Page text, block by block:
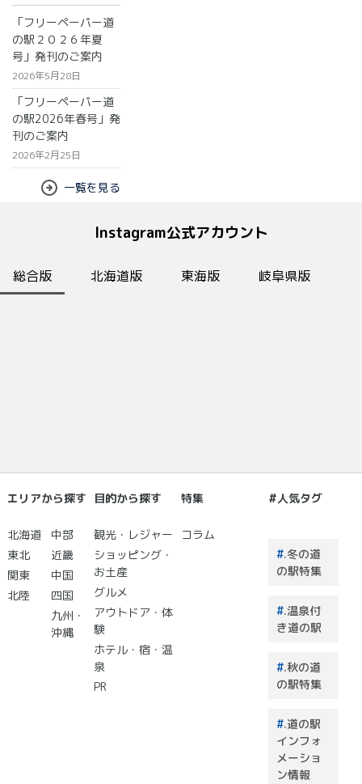
道の駅
２０
選 道
の駅で
買うも
のはこ
れで決
「フリーペーパー道
の駅２０２６年夏
号」発刊のご案内
2026年5月28日
「フリーペーパー道
の駅2026年春号」発
刊のご案内
2026年2月25日
一覧を見る
Instagram公式アカウント
総合版 北海道版 東海版 岐阜県版
エリアから探す
北海道
東北
関東
北陸
中部
近畿
中国
四国
九州・
沖縄
目的から探す
観光・レジャー
ショッピング・
お土産
グルメ
アウトドア・体
験
ホテル・宿・温
泉
PR
特集
コラム
#人気タグ
.冬の道
の駅特集
.温泉付
き道の駅
.秋の道
の駅特集
.道の駅
インフォ
メーショ
ン情報